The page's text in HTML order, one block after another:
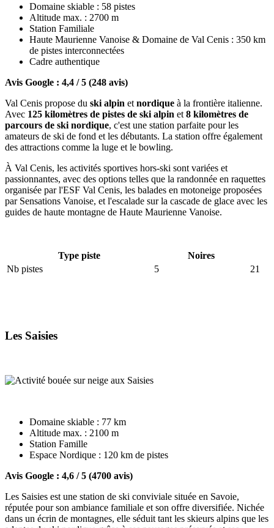
Domaine skiable : 58 pistes
Altitude max. : 2700 m
Station Familiale
Haute Maurienne Vanoise & Domaine de Val Cenis : 350 km
de pistes interconnectées
Cadre authentique
Avis Google : 4,4 / 5 (248 avis)
Val Cenis propose du ski alpin et nordique à la frontière italienne.
Avec 125 kilomètres de pistes de ski alpin et 8 kilomètres de
parcours de ski nordique, c'est une station parfaite pour les
amateurs de ski de fond et les débutants. La station offre également
des attractions comme la luge et le bowling.
À Val Cenis, les activités sportives hors-ski sont variées et
passionnantes, avec des options telles que la randonnée en raquettes
organisée par l'ESF Val Cenis, les balades en motoneige proposées
par Sensations Vanoise, et l'escalade sur la cascade de glace avec les
guides de haute montagne de Haute Maurienne Vanoise.
Type piste
Noires
Nb pistes
5 21
Les Saisies
Domaine skiable : 77 km
Altitude max. : 2100 m
Station Famille
Espace Nordique : 120 km de pistes
Avis Google : 4,6 / 5 (4700 avis)
Les Saisies est une station de ski conviviale située en Savoie,
réputée pour son ambiance familiale et son offre diversifiée. Nichée
dans un écrin de montagnes, elle séduit tant les skieurs alpins que les